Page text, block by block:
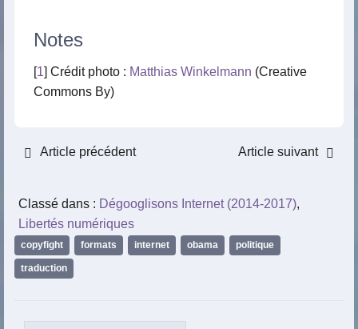
Notes
[1] Crédit photo : Matthias Winkelmann (Creative
Commons By)
Article précédent Article suivant
Classé dans : Dégooglisons Internet (2014-2017),
Libertés numériques
copyfight formats internet obama politique
traduction